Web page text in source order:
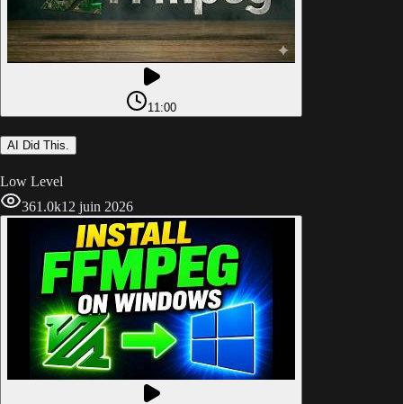
11:00
AI Did This.
Low Level
361.0k12 juin 2026